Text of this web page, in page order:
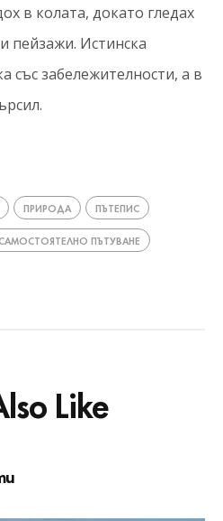
в колата, докато гледах
пейзажи. Истинска
със забележителности, а в
ПРИРОДА ПЪТЕПИС
ПЪТУВАНЕ
Like